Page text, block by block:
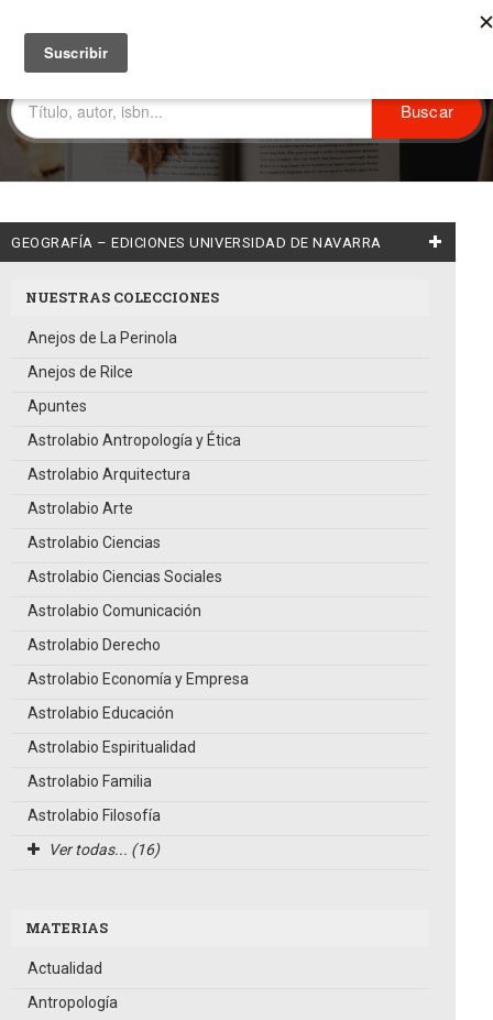
GEOGRAFÍA – EDICIONES UNIVERSIDAD DE NAVARRA
NUESTRAS COLECCIONES
Anejos de La Perinola
Anejos de Rilce
Apuntes
Astrolabio Antropología y Ética
Astrolabio Arquitectura
Astrolabio Arte
Astrolabio Ciencias
Astrolabio Ciencias Sociales
Astrolabio Comunicación
Astrolabio Derecho
Astrolabio Economía y Empresa
Astrolabio Educación
Astrolabio Espiritualidad
Astrolabio Familia
Astrolabio Filosofía
Ver todas... (16)
MATERIAS
Actualidad
Antropología